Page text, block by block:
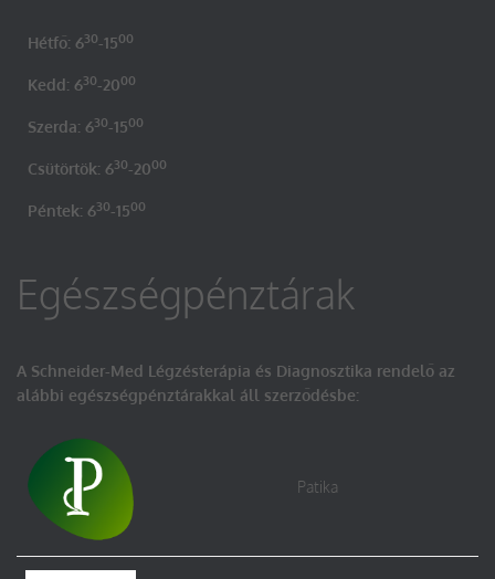
Hétfő: 630-1500
Kedd: 630-2000
Szerda: 630-1500
Csütörtök: 630-2000
Péntek: 630-1500
Egészségpénztárak
A Schneider-Med Légzésterápia és Diagnosztika rendelő az
alábbi egészségpénztárakkal áll szerződésbe:
Patika